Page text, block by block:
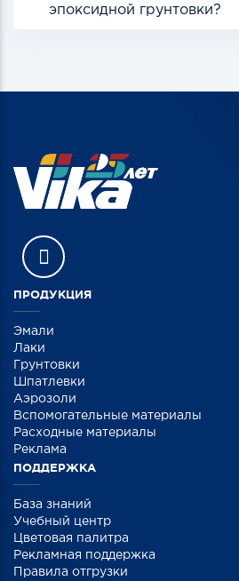
эпоксидной грунтовки?
ПРОДУКЦИЯ
Эмали
Лаки
Грунтовки
Шпатлевки
Аэрозоли
Вспомогательные материалы
Расходные материалы
Реклама
ПОДДЕРЖКА
База знаний
Учебный центр
Цветовая палитра
Рекламная поддержка
Правила отгрузки